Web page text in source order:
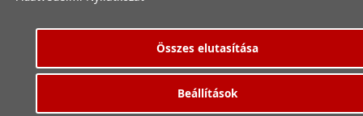
Összes elutasítása
Beállítások